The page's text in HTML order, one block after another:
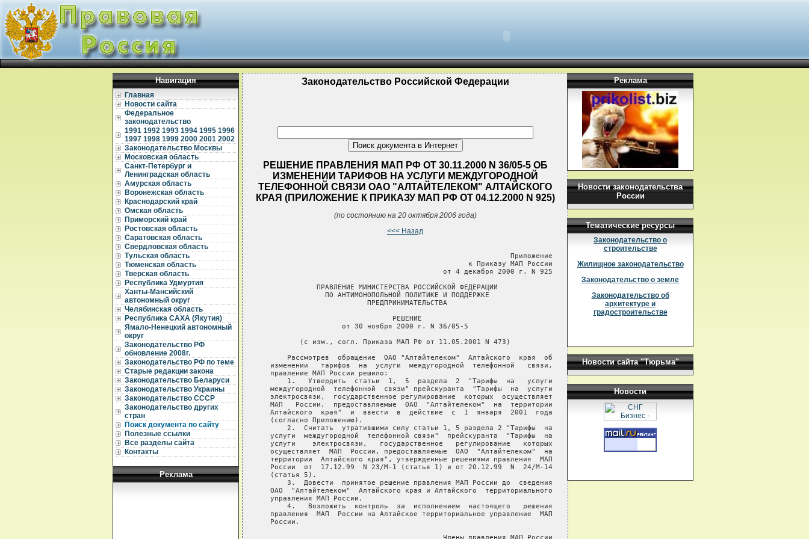
Навигация
Главная
Новости сайта
Федеральное
законодательство
1991 1992 1993 1994 1995 1996
1997 1998 1999 2000 2001 2002
Законодательство Москвы
Московская область
Санкт-Петербург и
Ленинградская область
Амурская область
Воронежская область
Краснодарский край
Омская область
Приморский край
Ростовская область
Саратовская область
Свердловская область
Тульская область
Тюменская область
Тверская область
Республика Удмуртия
Ханты-Мансийский
автономный округ
Челябинская область
Республика САХА (Якутия)
Ямало-Ненецкий автономный
округ
Законодательство РФ
обновление 2008г.
Законодательство РФ по теме
Старые редакции закона
Законодательство Беларуси
Законодательство Украины
Законодательство СССР
Законодательство других
стран
Поиск документа по сайту
Полезные ссылки
Все разделы сайта
Контакты
Реклама
Законодательство Российской Федерации
РЕШЕНИЕ ПРАВЛЕНИЯ МАП РФ ОТ 30.11.2000 N 36/05-5 ОБ
ИЗМЕНЕНИИ ТАРИФОВ НА УСЛУГИ МЕЖДУГОРОДНОЙ
ТЕЛЕФОННОЙ СВЯЗИ ОАО "АЛТАЙТЕЛЕКОМ" АЛТАЙСКОГО
КРАЯ (ПРИЛОЖЕНИЕ К ПРИКАЗУ МАП РФ ОТ 04.12.2000 N 925)
(по состоянию на 20 октября 2006 года)
<<< Назад
                                                            Приложение
                                                  к Приказу МАП России
                                            от 4 декабря 2000 г. N 925
              ПРАВЛЕНИЕ МИНИСТЕРСТВА РОССИЙСКОЙ ФЕДЕРАЦИИ
                ПО АНТИМОНОПОЛЬНОЙ ПОЛИТИКЕ И ПОДДЕРЖКЕ
                          ПРЕДПРИНИМАТЕЛЬСТВА
                                РЕШЕНИЕ
                    от 30 ноября 2000 г. N 36/05-5
          (с изм., согл. Приказа МАП РФ от 11.05.2001 N 473)
       Рассмотрев  обращение  ОАО "Алтайтелеком"  Алтайского  края  об
   изменении   тарифов  на  услуги  междугородной  телефонной   связи,
   правление МАП России решило:
       1.   Утвердить  статьи  1,  5  раздела  2  "Тарифы  на   услуги
   междугородной  телефонной  связи" прейскуранта  "Тарифы  на  услуги
   электросвязи,  государственное регулирование  которых  осуществляет
   МАП   России,  предоставляемые  ОАО  "Алтайтелеком"  на  территории
   Алтайского  края"  и  ввести  в  действие  с  1  января  2001  года
   (согласно Приложению).
       2.  Считать  утратившими силу статьи 1, 5 раздела 2 "Тарифы  на
   услуги  междугородной  телефонной связи"  прейскуранта  "Тарифы  на
   услуги    электросвязи,   государственное   регулирование   которых
   осуществляет  МАП  России, предоставляемые  ОАО  "Алтайтелеком"  на
   территории  Алтайского края", утвержденные решениями правления  МАП
   России  от  17.12.99  N 23/М-1 (статья 1) и от 20.12.99  N  24/М-14
   (статья 5).
       3.  Довести  принятое решение правления МАП России до  сведения
   ОАО  "Алтайтелеком"  Алтайского края и Алтайского  территориального
   управления МАП России.
       4.   Возложить  контроль  за  исполнением  настоящего   решения
   правления  МАП  России на Алтайское территориальное управление  МАП
   России.
                                            Члены правления МАП России
Реклама
Новости законодательства
России
Тематические ресурсы
Законодательство о
строительстве
Жилищное законодательство
Законодательство о земле
Законодательство об
архитектуре и
градостроительстве
Новости сайта "Тюрьма"
Новости